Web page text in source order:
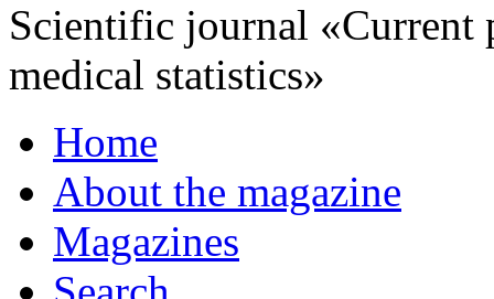
Scientific journal «Current
medical statistics»
Home
About the magazine
Magazines